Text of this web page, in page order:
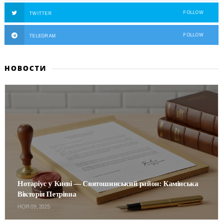
TWITTER FOLLOW
TELEGRAM FOLLOW
НОВОСТИ
Нотаріус у Києві — Святошинський район: Камінська
Вікторія Петрівна
НОЯ 09, 2025